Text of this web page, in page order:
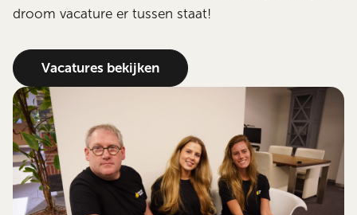
droom vacature er tussen staat!
Vacatures bekijken